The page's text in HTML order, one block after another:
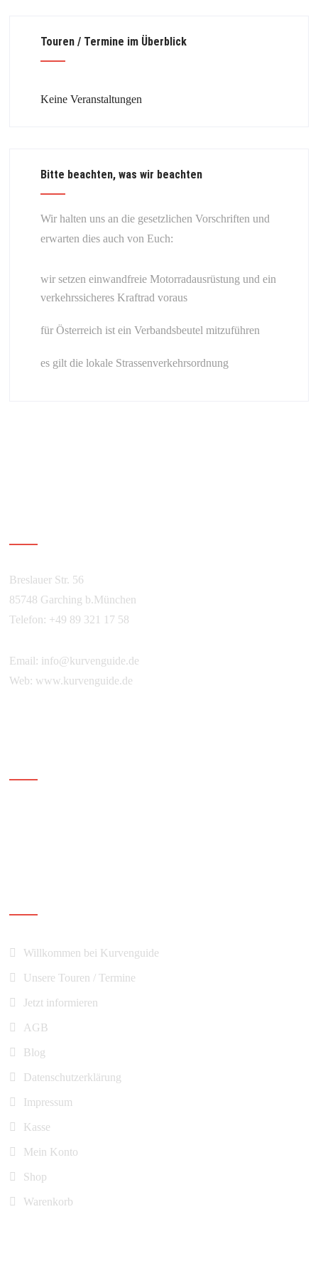
Touren / Termine im Überblick
Keine Veranstaltungen
Bitte beachten, was wir beachten
Wir halten uns an die gesetzlichen Vorschriften und
erwarten dies auch von Euch:
wir setzen einwandfreie Motorradausrüstung und ein
verkehrssicheres Kraftrad voraus
für Österreich ist ein Verbandsbeutel mitzuführen
es gilt die lokale Strassenverkehrsordnung
Breslauer Str. 56
85748 Garching b.München
Telefon: +49 89 321 17 58
Email: info@kurvenguide.de
Web: www.kurvenguide.de
Willkommen bei Kurvenguide
Unsere Touren / Termine
Jetzt informieren
AGB
Blog
Datenschutzerklärung
Impressum
Kasse
Mein Konto
Shop
Warenkorb